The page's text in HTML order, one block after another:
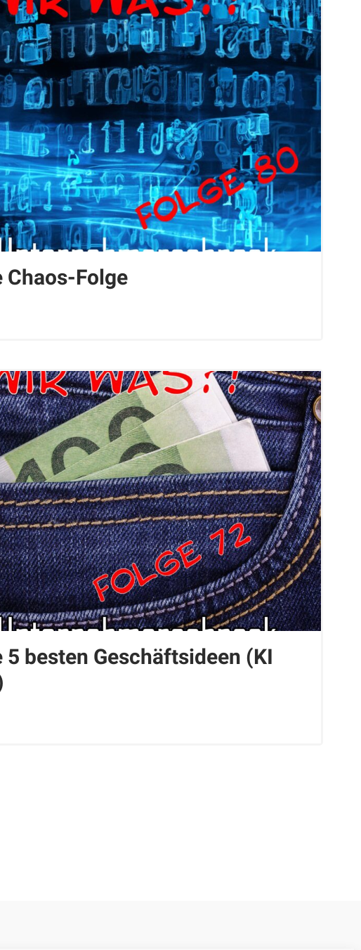
Chaos-Folge
5 besten Geschäftsideen (KI